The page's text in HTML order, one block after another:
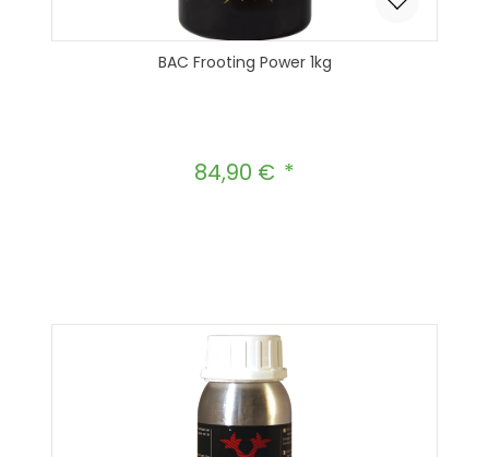
BAC Frooting Power 1kg
Regulärer Preis:
84,90 €